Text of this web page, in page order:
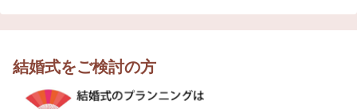
結婚式をご検討の方